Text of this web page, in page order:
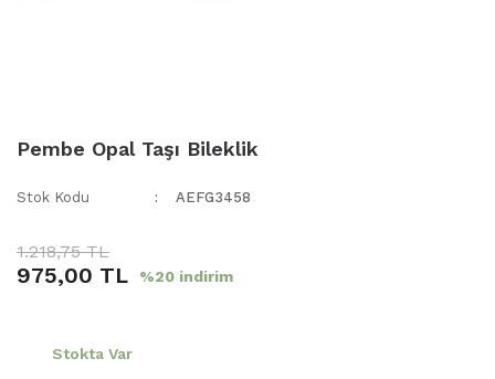
Pembe Opal Taşı Bileklik
Stok Kodu AEFG3458
1.218,75 TL
975,00 TL %20 indirim
Stokta Var